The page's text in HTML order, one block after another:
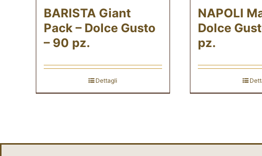
BARISTA Giant
Pack – Dolce Gusto
– 90 pz.
Dettagli
NAPOLI
Dolce
pz.